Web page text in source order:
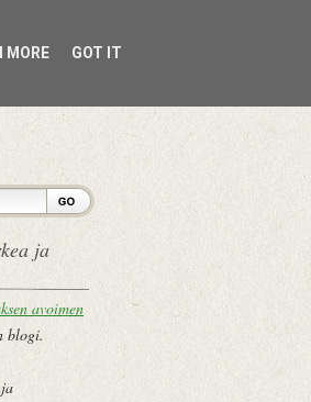
ja
avoimen
blogi.
MORE GOT IT